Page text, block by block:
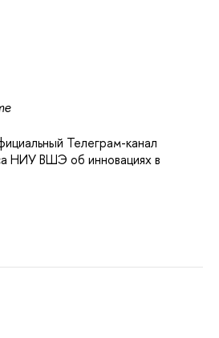
Телеграм-канал
НИУ ВШЭ об инновациях в